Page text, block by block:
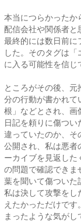
本当につらかったか
配信会社や関係者と
最終的には数日前に
した。そのタグは
に入る可能性を信じ
ところがその後、
分の行動が書かれて
根」などとされ、画
日記を頼りに傷つ
違っていたのか、そ
公開され、私は悪者
ーカイブを見返し
の問題で確認できま
葉を聞いて傷ついた
私は決して攻撃を
えたかっただけです
まったような気がし